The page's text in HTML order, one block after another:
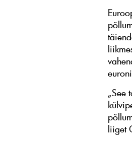
„See
liiget